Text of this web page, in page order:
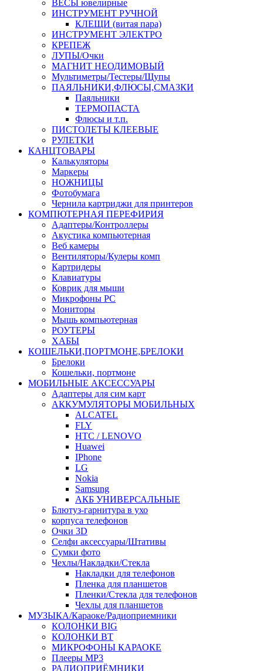
ВЕСЫ ювелирные
ИНСТРУМЕНТ РУЧНОЙ
КЛЕЩИ (витая пара)
ИНСТРУМЕНТ ЭЛЕКТРО
КРЕПЕЖ
ЛУПЫ/Очки
МАГНИТ НЕОДИМОВЫЙ
Мультиметры/Тестеры/Щупы
ПАЯЛЬНИКИ,ФЛЮСЫ,СМАЗКИ
Паяльники
ТЕРМОПАСТА
Флюсы и т.п.
ПИСТОЛЕТЫ КЛЕЕВЫЕ
РУЛЕТКИ
КАНЦТОВАРЫ
Калькуляторы
Маркеры
НОЖНИЦЫ
Фотобумага
Чернила картриджи для принтеров
КОМПЮТЕРНАЯ ПЕРЕФИРИЯ
Адаптеры/Контроллеры
Акустика компьютерная
Веб камеры
Вентиляторы/Кулеры комп
Картридеры
Клавиатуры
Коврик для мыши
Микрофоны PC
Мониторы
Мышь компьютерная
РОУТЕРЫ
ХАБЫ
КОШЕЛЬКИ,ПОРТМОНЕ,БРЕЛОКИ
Брелоки
Кошельки, портмоне
МОБИЛЬНЫЕ АКСЕССУАРЫ
Адаптеры для сим карт
АККУМУЛЯТОРЫ МОБИЛЬНЫХ
ALCATEL
FLY
HTC / LENOVO
Huawei
IPhone
LG
Nokia
Samsung
АКБ УНИВЕРСАЛЬНЫЕ
Блютуз-гарнитура в ухо
корпуса телефонов
Очки 3D
Селфи аксессуары/Штативы
Сумки фото
Чехлы/Накладки/Стекла
Накладки для телефонов
Пленка для планшетов
Пленки/Стекла для телефонов
Чехлы для планшетов
МУЗЫКА/Караоке/Радиоприемники
КОЛОНКИ BIG
КОЛОНКИ BT
МИКРОФОНЫ КАРАОКЕ
Плееры MP3
РАДИОПРИЁМНИКИ